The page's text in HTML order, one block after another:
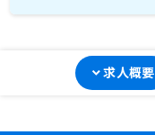
求人概要